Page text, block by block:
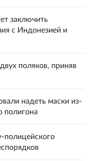
заключить
с Индонезией и
поляков, приняв
надеть маски из-
полигона
полицейского